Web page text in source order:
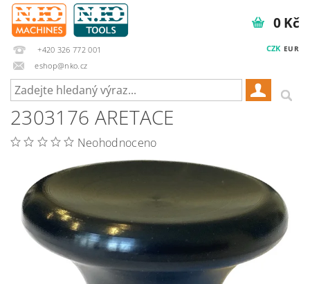
+420 326 772 001
eshop@nko.cz
CZK EUR
0 Kč
2303176 ARETACE
Neohodnoceno